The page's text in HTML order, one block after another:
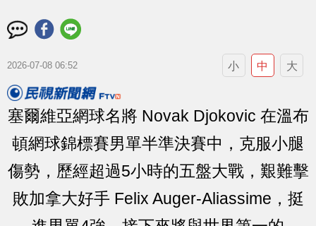
2026-07-08 06:52 小 中 大
塞爾維亞網球名將 Novak Djokovic 在溫布
頓網球錦標賽男單半準決賽中，克服小腿
傷勢，歷經超過5小時的五盤大戰，艱難擊
敗加拿大好手 Felix Auger-Aliassime，挺